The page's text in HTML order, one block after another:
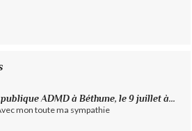
ADMD à Béthune, le 9 juillet à...
mon toute ma sympathie